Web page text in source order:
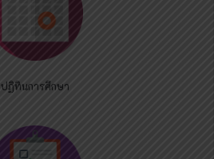
ปฏิทินการศึกษา